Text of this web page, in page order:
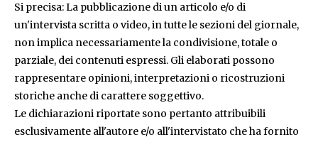
Si precisa: La pubblicazione di un articolo e/o di
un'intervista scritta o video, in tutte le sezioni del giornale,
non implica necessariamente la condivisione, totale o
parziale, dei contenuti espressi. Gli elaborati possono
rappresentare opinioni, interpretazioni o ricostruzioni
storiche anche di carattere soggettivo.
Le dichiarazioni riportate sono pertanto attribuibili
esclusivamente all'autore e/o all'intervistato che ha fornito